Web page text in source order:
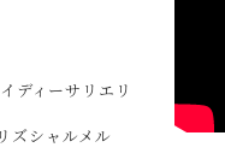
ィーサリエリ
シャルメル